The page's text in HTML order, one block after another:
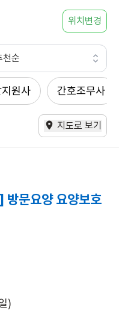
위치변경
천순
원사 간호조무사
지도로 보기
문요양 요양보호
)